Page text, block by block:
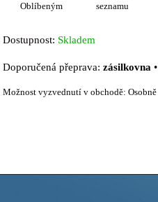
Oblíbeným
seznamu
Dostupnost: Skladem
zásilkovna •
Osobně